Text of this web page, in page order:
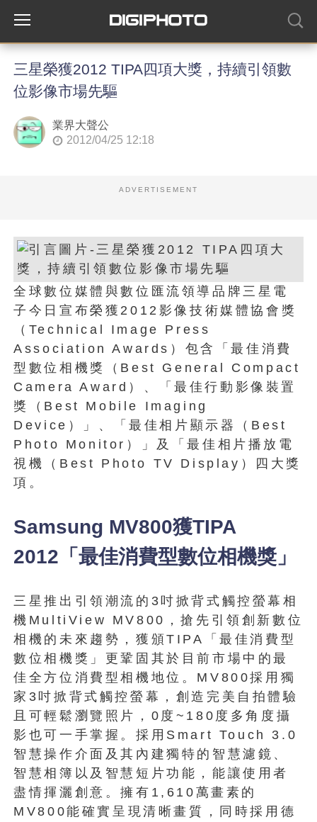
三星榮獲2012 TIPA四項大獎，持續引領數
位影像市場先驅
業界大聲公
2012/04/25 12:18
ADVERTISEMENT
全球數位媒體與數位匯流領導品牌三星電
子今日宣布榮獲2012影像技術媒體協會獎
（Technical Image Press
Association Awards）包含「最佳消費
型數位相機獎（Best General Compact
Camera Award）、「最佳行動影像裝置
獎（Best Mobile Imaging
Device）」、「最佳相片顯示器（Best
Photo Monitor）」及「最佳相片播放電
視機（Best Photo TV Display）四大獎
項。
Samsung MV800獲TIPA
2012「最佳消費型數位相機獎」
三星推出引領潮流的3吋掀背式觸控螢幕相
機MultiView MV800，搶先引領創新數位
相機的未來趨勢，獲頒TIPA「最佳消費型
數位相機獎」更鞏固其於目前市場中的最
佳全方位消費型相機地位。MV800採用獨
家3吋掀背式觸控螢幕，創造完美自拍體驗
且可輕鬆瀏覽照片，0度~180度多角度攝
影也可一手掌握。採用Smart Touch 3.0
智慧操作介面及其內建獨特的智慧濾鏡、
智慧相簿以及智慧短片功能，能讓使用者
盡情揮灑創意。擁有1,610萬畫素的
MV800能確實呈現清晰畫質，同時採用德